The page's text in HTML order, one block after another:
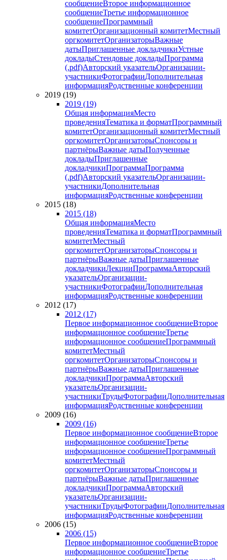
сообщениеВторое информационное
сообщениеТретье информационное
сообщениеПрограммный
комитетОрганизационный комитетМестный
оргкомитетОрганизаторыВажные
датыПриглашенные докладчикиУстные
докладыСтендовые докладыПрограмма
(.pdf)Авторский указательОрганизации-
участникиФотографииДополнительная
информацияРодственные конференции
2019 (19)
2019 (19)
Общая информацияМесто
проведенияТематика и форматПрограммный
комитетОрганизационный комитетМестный
оргкомитетОрганизаторыСпонсоры и
партнёрыВажные датыПолученные
докладыПриглашенные
докладчикиПрограммаПрограмма
(.pdf)Авторский указательОрганизации-
участникиДополнительная
информацияРодственные конференции
2015 (18)
2015 (18)
Общая информацияМесто
проведенияТематика и форматПрограммный
комитетМестный
оргкомитетОрганизаторыСпонсоры и
партнёрыВажные датыПриглашенные
докладчикиЛекцииПрограммаАвторский
указательОрганизации-
участникиФотографииДополнительная
информацияРодственные конференции
2012 (17)
2012 (17)
Первое информационное сообщениеВторое
информационное сообщениеТретье
информационное сообщениеПрограммный
комитетМестный
оргкомитетОрганизаторыСпонсоры и
партнёрыВажные датыПриглашенные
докладчикиПрограммаАвторский
указательОрганизации-
участникиТрудыФотографииДополнительная
информацияРодственные конференции
2009 (16)
2009 (16)
Первое информационное сообщениеВторое
информационное сообщениеТретье
информационное сообщениеПрограммный
комитетМестный
оргкомитетОрганизаторыСпонсоры и
партнёрыВажные датыПриглашенные
докладчикиПрограммаАвторский
указательОрганизации-
участникиТрудыФотографииДополнительная
информацияРодственные конференции
2006 (15)
2006 (15)
Первое информационное сообщениеВторое
информационное сообщениеТретье